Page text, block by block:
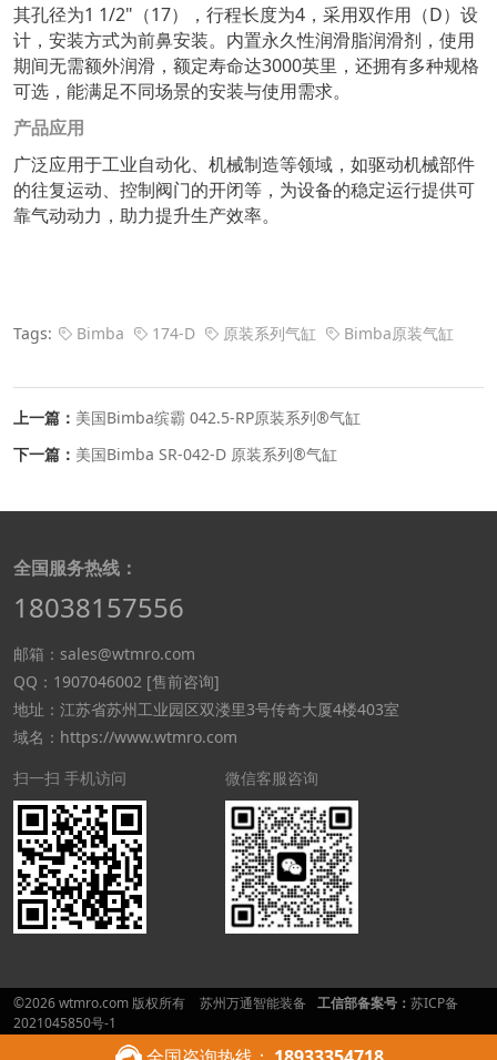
其孔径为1 1/2"（17），行程长度为4，采用双作用（D）设
计，安装方式为前鼻安装。内置永久性润滑脂润滑剂，使用
期间无需额外润滑，额定寿命达3000英里，还拥有多种规格
可选，能满足不同场景的安装与使用需求。
产品应用
广泛应用于工业自动化、机械制造等领域，如驱动机械部件
的往复运动、控制阀门的开闭等，为设备的稳定运行提供可
靠气动动力，助力提升生产效率。
Tags: Bimba 174-D 原装系列气缸 Bimba原装气缸
上一篇： 美国Bimba缤霸 042.5-RP原装系列®气缸
下一篇： 美国Bimba SR-042-D 原装系列®气缸
全国服务热线：
18038157556
邮箱：sales@wtmro.com
QQ：1907046002 [售前咨询]
地址：江苏省苏州工业园区双溇里3号传奇大厦4楼403室
域名：https://www.wtmro.com
扫一扫 手机访问
微信客服咨询
©2026 wtmro.com 版权所有 苏州万通智能装备 工信部备案号： 苏ICP备
2021045850号-1